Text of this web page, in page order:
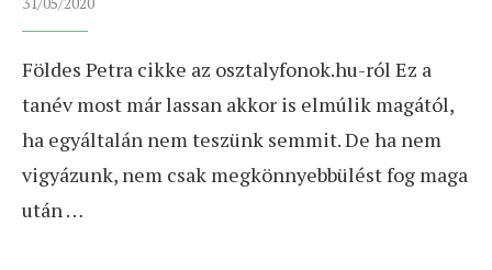
Földes Petra cikke az osztalyfonok.hu-ról Ez a
tanév most már lassan akkor is elmúlik magától,
ha egyáltalán nem teszünk semmit. De ha nem
vigyázunk, nem csak megkönnyebbülést fog maga
után …